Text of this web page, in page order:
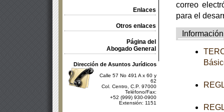
Enlaces
Otros enlaces
Página del
Abogado General
Dirección de Asuntos Jurídicos
Calle 57 No 491 A x 60 y
62
Col. Centro, C.P. 97000
Teléfono/Fax:
+52 (999) 930-0900
Extensión: 1151
correo
para el
Información